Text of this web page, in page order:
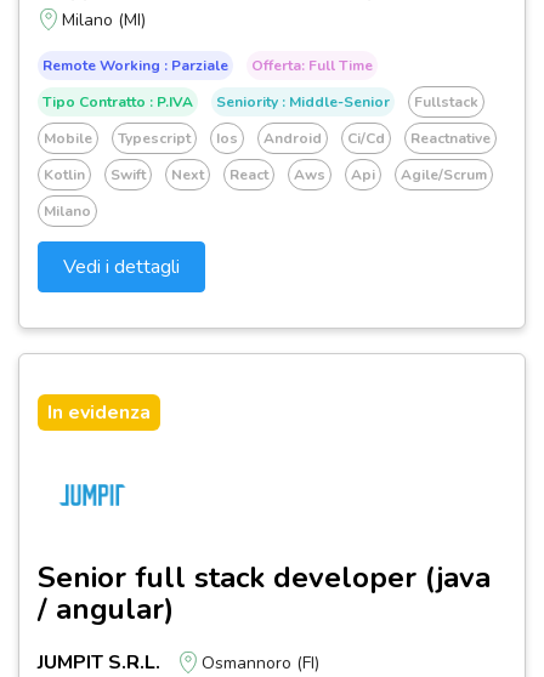
Milano (MI)
Remote Working : Parziale
Offerta: Full Time
Tipo Contratto : P.IVA
Seniority : Middle-Senior
Fullstack
Mobile
Typescript Ios Android Ci/cd
Reactnative
Kotlin
Swift Next React Aws Api
Agile/scrum
Milano
Vedi i dettagli
In evidenza
Senior full stack developer (java
/ angular)
JUMPIT S.R.L. Osmannoro (FI)